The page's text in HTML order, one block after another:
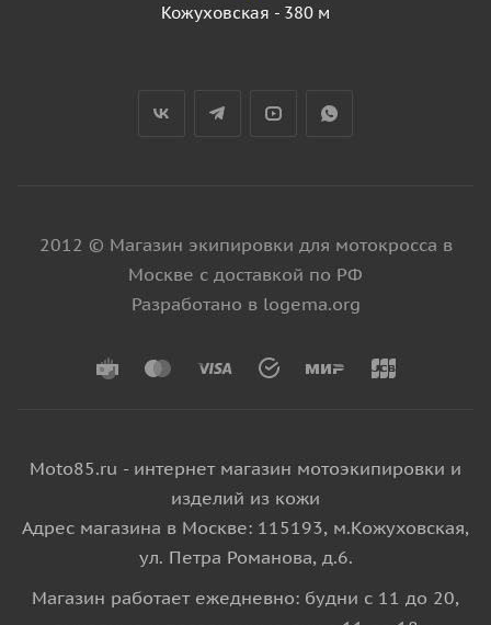
Кожуховская - 380 м
2012 © Магазин экипировки для мотокросса в
Москве с доставкой по РФ
Разработано в logema.org
Moto85.ru - интернет магазин мотоэкипировки и
изделий из кожи
Адрес магазина в Москве: 115193, м.Кожуховская,
ул. Петра Романова, д.6.
Магазин работает ежедневно: будни с 11 до 20,